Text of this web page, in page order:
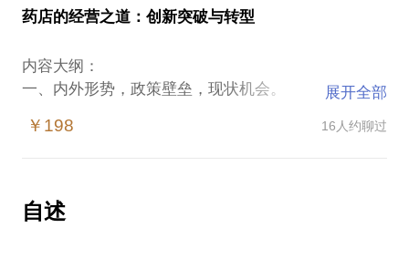
药店的经营之道：创新突破与转型
内容大纲：
一、内外形势，政策壁垒，现状机会。
1、店址及装修
4、空间管理
5、促销管理
展开全部
￥198 16人约聊过
自述